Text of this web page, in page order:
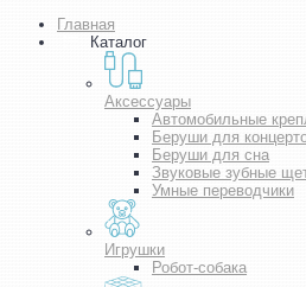
Главная
Каталог
Аксессуары
Автомобильные
Беруши для
Беруши для сна
Звуковые зубные
Умные переводчики
Игрушки
Робот-собака